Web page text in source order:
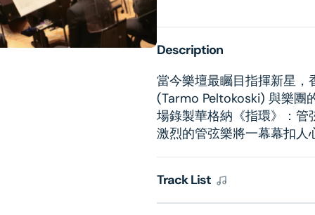
Wagner:
The
Ring
-
An
Orchestral
Adventure
(2LP)
Wagner:
-
An
Orchestral
Adventure
(2LP)
Description
當今樂壇最矚目指揮新星
(Tarmo Peltokoski) 與樂團
場錄製華格納《指環》：
激烈的管弦樂將一幕幕扣
Track List